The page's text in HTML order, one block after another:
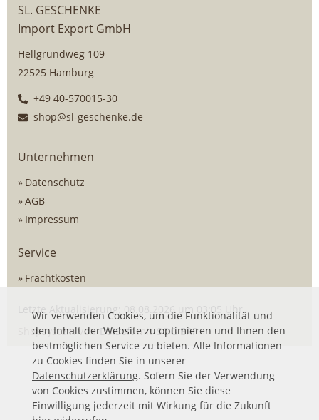
SL. GESCHENKE
Import Export GmbH
Hellgrundweg 109
22525 Hamburg
+49 40-570015-30
shop@sl-geschenke.de
Unternehmen
Datenschutz
AGB
Impressum
Service
Frachtkosten
Letzte Aktualisierung: 08.08.2026 um 03:05 Uhr
Shopsystem vonDSISoftmit SOG ERP
Wir verwenden Cookies, um die Funktionalität und
den Inhalt der Website zu optimieren und Ihnen den
bestmöglichen Service zu bieten. Alle Informationen
zu Cookies finden Sie in unserer
Datenschutzerklärung. Sofern Sie der Verwendung
von Cookies zustimmen, können Sie diese
Einwilligung jederzeit mit Wirkung für die Zukunft